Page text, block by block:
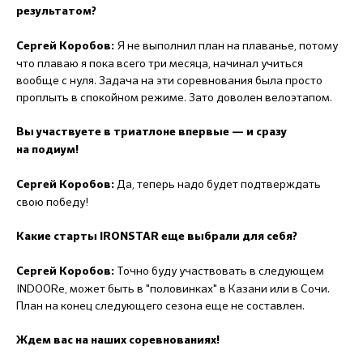
результатом?
Сергей Коробов: Я не выполнил план на плаванье, потому
что плаваю я пока всего три месяца, начинал учиться
вообще с нуля. Задача на эти соревнования была просто
проплыть в спокойном режиме. Зато доволен велоэтапом.
Вы участвуете в триатлоне впервые — и сразу
на подиум!
Сергей Коробов: Да, теперь надо будет подтверждать
свою победу!
Какие старты IRONSTAR еще выбрали для себя?
Сергей Коробов: Точно буду участвовать в следующем
INDOORе, может быть в "половинках" в Казани или в Сочи.
План на конец следующего сезона еще не составлен.
Ждем вас на наших соревнованиях!